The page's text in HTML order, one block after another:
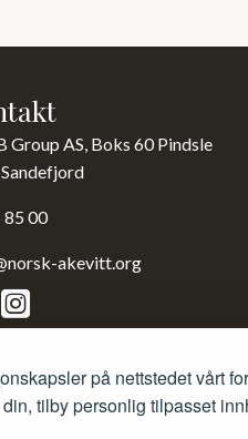
på nettstedet vårt
tilby personlig tilpasset
Group AS, Boks 60 Pindsle
85 00
akevitt.org